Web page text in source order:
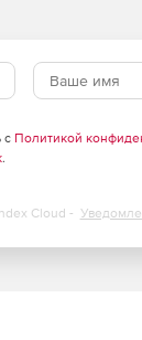
сложных
с Политикой
.
Cloud -